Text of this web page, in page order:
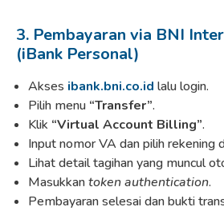
3. Pembayaran via BNI
(iBank Personal)
Akses ibank.bni.co.id lalu login.
Pilih menu “Transfer”.
Klik “Virtual Account Billing”.
Input nomor VA dan pilih rekening
Lihat detail tagihan yang muncul
Masukkantoken authentication.
Pembayaran selesai dan bukti